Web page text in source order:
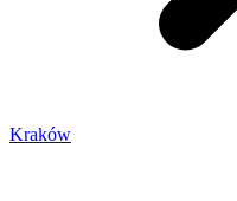
Kraków